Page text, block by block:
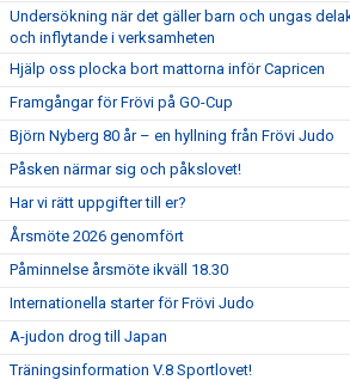
Undersökning när det gäller barn och ungas
och inflytande i verksamheten
Hjälp oss plocka bort mattorna inför Capricen
Framgångar för Frövi på GO-Cup
Björn Nyberg 80 år – en hyllning från Frövi Judo
Påsken närmar sig och påkslovet!
Har vi rätt uppgifter till er?
Årsmöte 2026 genomfört
Påminnelse årsmöte ikväll 18.30
Internationella starter för Frövi Judo
A-judon drog till Japan
Träningsinformation V.8 Sportlovet!